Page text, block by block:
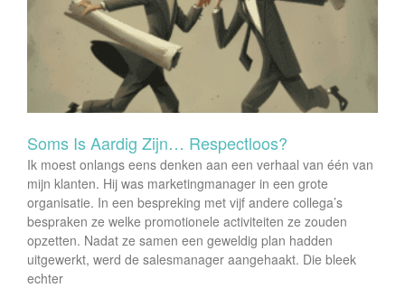
Soms Is Aardig Zijn… Respectloos?
Ik moest onlangs eens denken aan een verhaal van één van
mijn klanten. Hij was marketingmanager in een grote
organisatie. In een bespreking met vijf andere collega’s
bespraken ze welke promotionele activiteiten ze zouden
opzetten. Nadat ze samen een geweldig plan hadden
uitgewerkt, werd de salesmanager aangehaakt. Die bleek
echter